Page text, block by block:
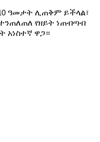
ዓመታት ሊጠቅም ይችላል፣
የዘይት ነጠብጣብ
አነስተኛ ዋጋ።